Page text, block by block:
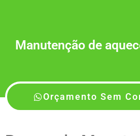
Manutenção de
Orçamento Sem